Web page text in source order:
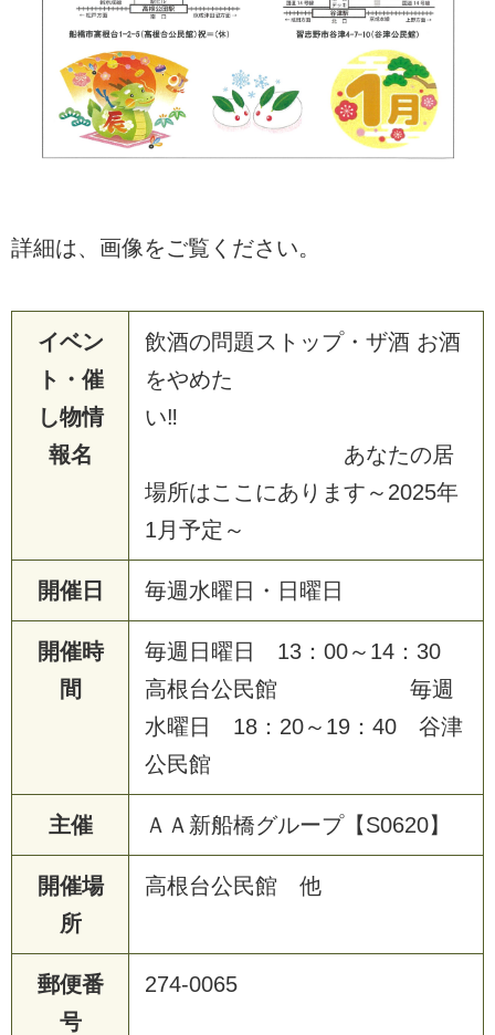
詳細は、画像をご覧ください。
イベン
ト・催
し物情
報名
飲酒の問題ストップ・ザ酒 お酒
をやめた
い‼
あなたの居
場所はここにあります～2025年
1月予定～
開催日 毎週水曜日・日曜日
開催時
間
毎週日曜日 13：00～14：30
高根台公民館 毎週
水曜日 18：20～19：40 谷津
公民館
主催 ＡＡ新船橋グループ【S0620】
開催場
所
高根台公民館 他
郵便番
号
274-0065